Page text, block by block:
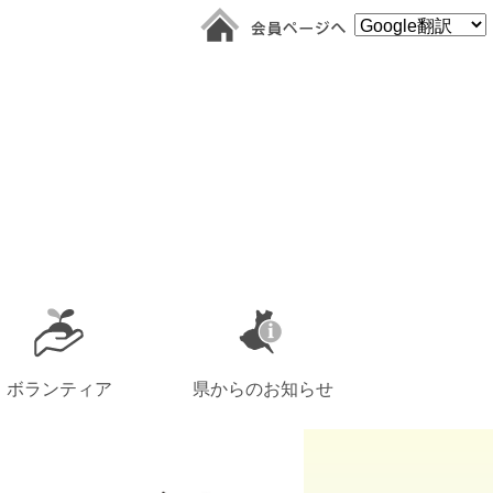
ボランティア 県からのお知らせ